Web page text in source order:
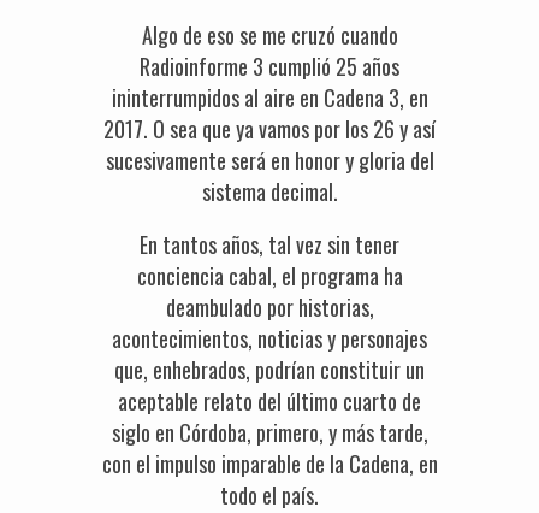
Algo de eso se me cruzó cuando
Radioinforme 3 cumplió 25 años
ininterrumpidos al aire en Cadena 3, en
2017. O sea que ya vamos por los 26 y así
sucesivamente será en honor y gloria del
sistema decimal.
En tantos años, tal vez sin tener
conciencia cabal, el programa ha
deambulado por historias,
acontecimientos, noticias y personajes
que, enhebrados, podrían constituir un
aceptable relato del último cuarto de
siglo en Córdoba, primero, y más tarde,
con el impulso imparable de la Cadena, en
todo el país.